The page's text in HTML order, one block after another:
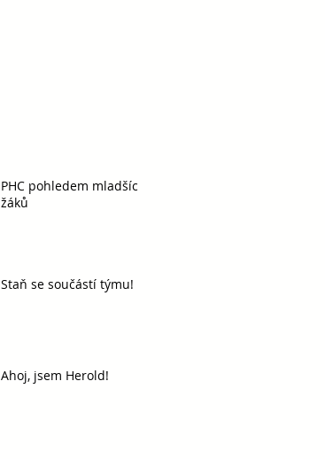
PHC pohledem mladších
žáků
Staň se součástí týmu!
Ahoj, jsem Herold!